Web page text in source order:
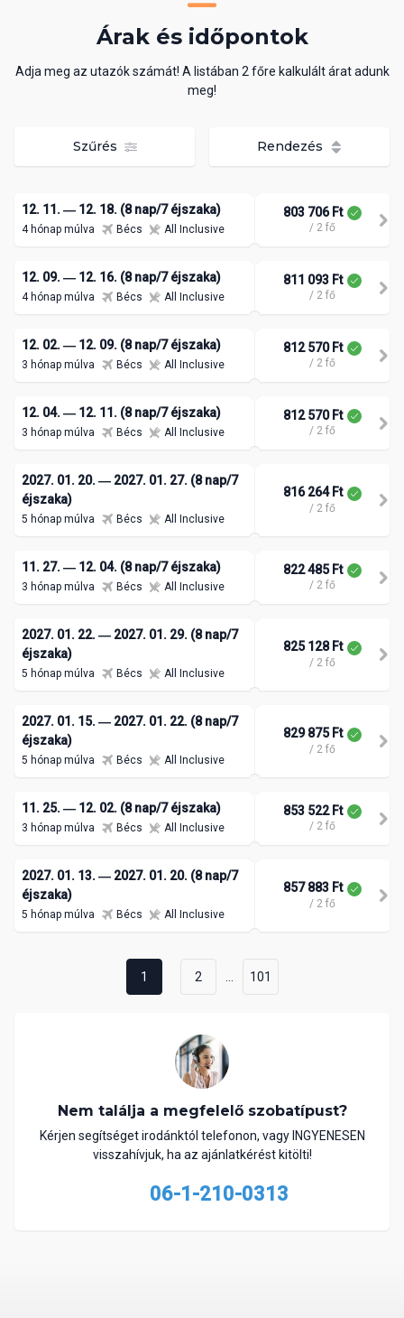
Árak és időpontok
Adja meg az utazók számát! A listában 2 főre kalkulált árat adunk
meg!
Szűrés Rendezés
12. 11. ― 12. 18. (8 nap/7 éjszaka)
4 hónap múlva Bécs All Inclusive
803 706 Ft
/ 2 fő
12. 09. ― 12. 16. (8 nap/7 éjszaka)
4 hónap múlva Bécs All Inclusive
811 093 Ft
/ 2 fő
12. 02. ― 12. 09. (8 nap/7 éjszaka)
3 hónap múlva Bécs All Inclusive
812 570 Ft
/ 2 fő
12. 04. ― 12. 11. (8 nap/7 éjszaka)
3 hónap múlva Bécs All Inclusive
812 570 Ft
/ 2 fő
2027. 01. 20. ― 2027. 01. 27. (8 nap/7
éjszaka)
5 hónap múlva Bécs All Inclusive
816 264 Ft
/ 2 fő
11. 27. ― 12. 04. (8 nap/7 éjszaka)
3 hónap múlva Bécs All Inclusive
822 485 Ft
/ 2 fő
2027. 01. 22. ― 2027. 01. 29. (8 nap/7
éjszaka)
5 hónap múlva Bécs All Inclusive
825 128 Ft
/ 2 fő
2027. 01. 15. ― 2027. 01. 22. (8 nap/7
éjszaka)
5 hónap múlva Bécs All Inclusive
829 875 Ft
/ 2 fő
11. 25. ― 12. 02. (8 nap/7 éjszaka)
3 hónap múlva Bécs All Inclusive
853 522 Ft
/ 2 fő
2027. 01. 13. ― 2027. 01. 20. (8 nap/7
éjszaka)
5 hónap múlva Bécs All Inclusive
857 883 Ft
/ 2 fő
1 2 101
Nem találja a megfelelő szobatípust?
Kérjen segítséget irodánktól telefonon, vagy INGYENESEN
visszahívjuk, ha az ajánlatkérést kitölti!
06-1-210-0313